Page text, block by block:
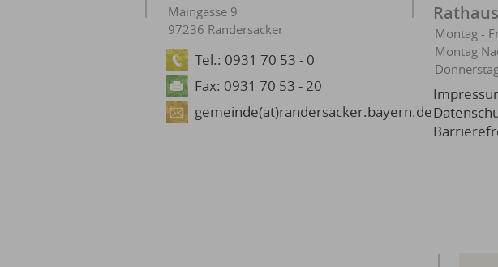
Maingasse 9
97236 Randersacker
Tel.: 0931 70 53 - 0
Fax: 0931 70 53 - 20
gemeinde(at)randersacker.bayern.de
Rathaus
Montag -
Montag